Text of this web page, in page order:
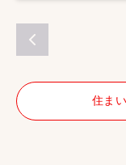
住ま